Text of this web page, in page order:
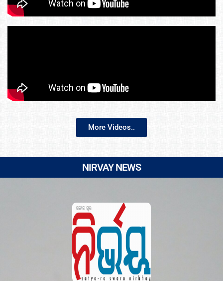
More Videos..
NIRVAY NEWS